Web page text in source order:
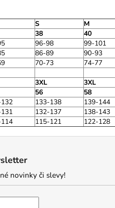
S M
38 40
96-98 99-101
86-89 90-93
70-73 74-77
3XL 3XL
56 58
133-138 139-144
132-137 138-143
115-121 122-128
novinky či slevy!